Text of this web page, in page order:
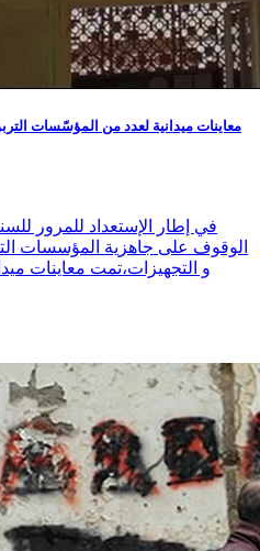
معاينات ميدانية لعدد من المؤسّسات
الوقوف على جاهزية المؤسسات
و التجهيزات،تمت معاينات